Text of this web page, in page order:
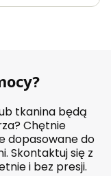
tkanina będą
Chętnie
dopasowane do
Skontaktuj się z
i bez presji.